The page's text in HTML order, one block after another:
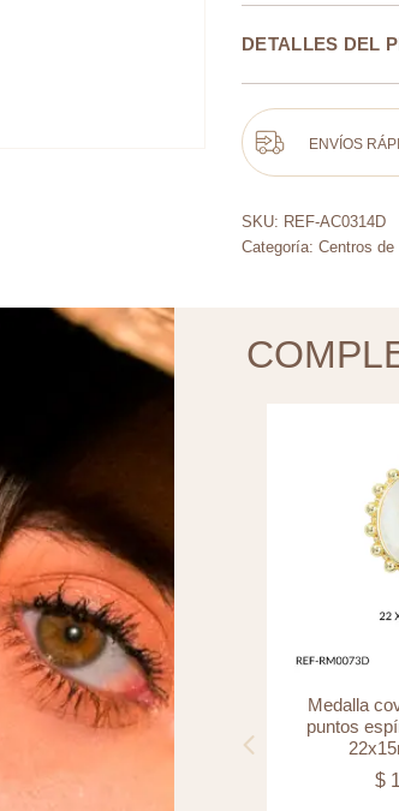
DETALLES DEL
ENVÍOS
SKU: REF-AC0314D
Categoría:Centros de
laminado cilindro
6x3mm x und
Medalla
puntos
$